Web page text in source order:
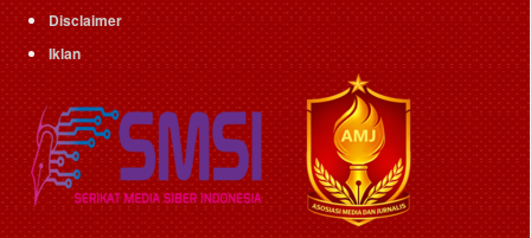
Disclaimer
Iklan